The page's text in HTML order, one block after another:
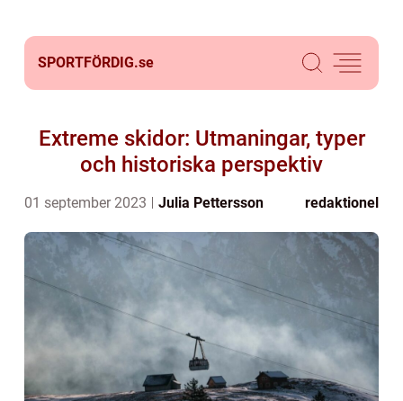
SPORTFÖRDIG.se
Extreme skidor: Utmaningar, typer
och historiska perspektiv
01 september 2023 Julia Pettersson redaktionel